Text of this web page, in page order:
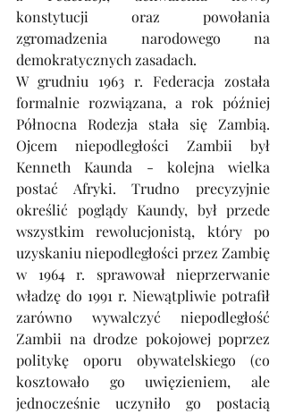
konstytucji oraz powołania
zgromadzenia narodowego na
demokratycznych zasadach.
W grudniu 1963 r. Federacja została
formalnie rozwiązana, a rok później
Północna Rodezja stała się Zambią.
Ojcem niepodległości Zambii był
Kenneth Kaunda - kolejna wielka
postać Afryki. Trudno precyzyjnie
określić poglądy Kaundy, był przede
wszystkim rewolucjonistą, który po
uzyskaniu niepodległości przez Zambię
w 1964 r. sprawował nieprzerwanie
władzę do 1991 r. Niewątpliwie potrafił
zarówno wywalczyć niepodległość
Zambii na drodze pokojowej poprzez
politykę oporu obywatelskiego (co
kosztowało go uwięzieniem, ale
jednocześnie uczyniło go postacią